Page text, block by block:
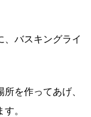
、バスキングライ
を作ってあげ、
。